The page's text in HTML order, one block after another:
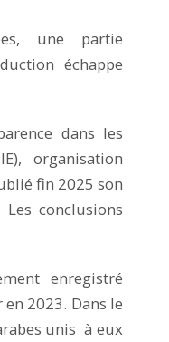
une partie
échappe
dans les
organisation
fin 2025 son
conclusions
enregistré
2023. Dans le
unis à eux